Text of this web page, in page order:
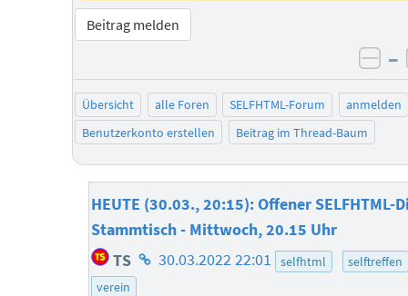
Beitrag melden
–
Übersicht alle Foren SELFHTML-Forum
anmelden
Benutzerkonto erstellen
Beitrag im Thread-Baum
HEUTE (30.03., 20:15): Offener SELFHTML-
Stammtisch - Mittwoch, 20.15 Uhr
TS Homepage
des
30.03.2022 22:01 selfhtml
selftreffen
verein